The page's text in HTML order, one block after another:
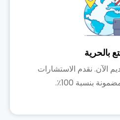
بالحرية
الآن. نقدم الاستشارات
بنسبة 100٪.